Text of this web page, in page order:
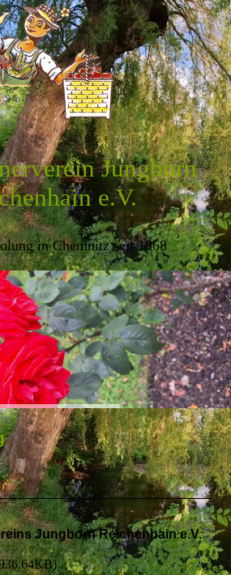
Jungborn
e.V.
in Chemnitz seit 1868
Jungborn Reichenhain e.V.